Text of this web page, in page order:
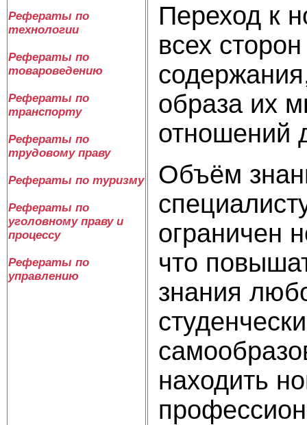
Рефераты по
технологии
Рефераты по
товароведению
Рефераты по
транспорту
Рефераты по
трудовому праву
Рефераты по туризму
Рефераты по
уголовному праву и
процессу
Рефераты по
управлению
Переход к
всех
образа их
отношений
Объём
ограничен
что
знания
находить